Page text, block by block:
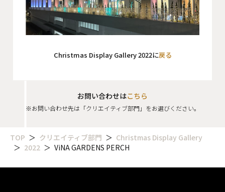
役員一覧
組織図
採用情報
お問い合わせ
Christmas Display Gallery 2022に戻る
お問い合わせはこちら
※お問い合わせ先は「クリエイティブ部門」をお選びください。
TOP クリエイティブ部門
Christmas Display Gallery
2022
ViNA GARDENS PERCH